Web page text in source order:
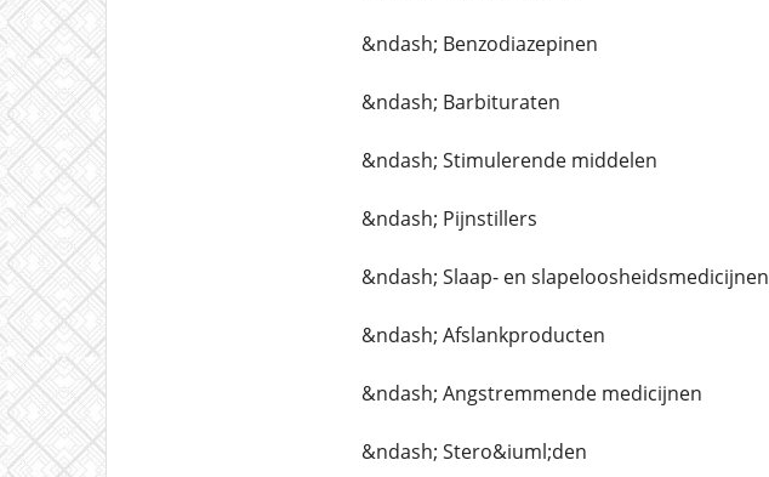
&ndash; Benzodiazepinen
&ndash; Barbituraten
&ndash; Stimulerende middelen
&ndash; Pijnstillers
&ndash; Slaap- en slapeloosheidsmedicijnen
&ndash; Afslankproducten
&ndash; Angstremmende medicijnen
&ndash; Stero&iuml;den